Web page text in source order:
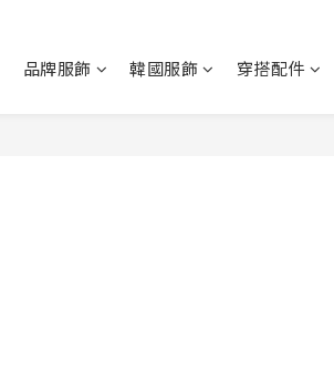
品牌服飾 韓國服飾 穿搭配件